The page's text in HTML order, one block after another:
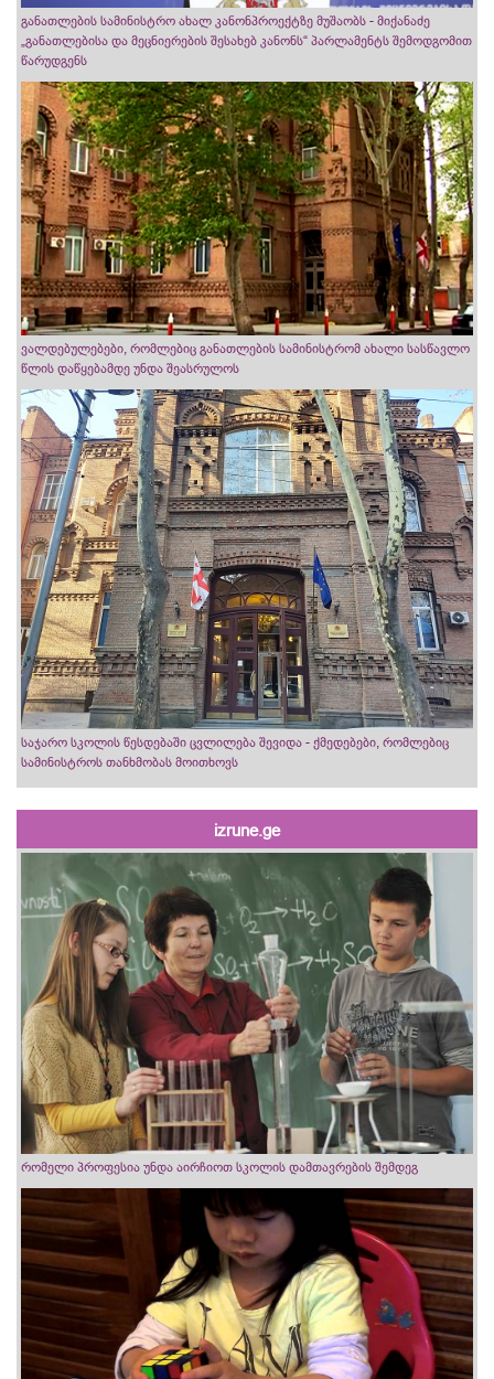
განათლების სამინისტრო ახალ კანონპროექტზე მუშაობს - მიქანაძე
„განათლებისა და მეცნიერების შესახებ კანონს“ პარლამენტს შემოდგომით
წარუდგენს
ვალდებულებები, რომლებიც განათლების სამინისტრომ ახალი სასწავლო
წლის დაწყებამდე უნდა შეასრულოს
საჯარო სკოლის წესდებაში ცვლილება შევიდა - ქმედებები, რომლებიც
სამინისტროს თანხმობას მოითხოვს
izrune.ge
რომელი პროფესია უნდა აირჩიოთ სკოლის დამთავრების შემდეგ